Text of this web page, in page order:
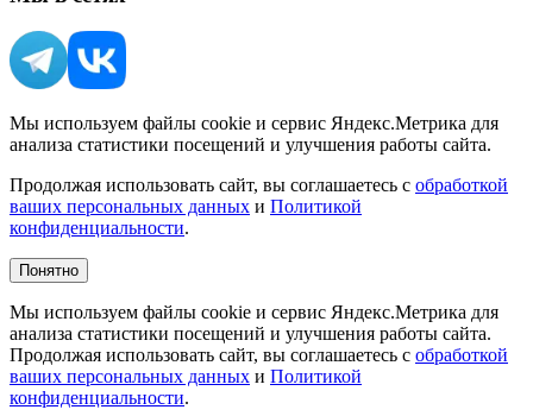
Мы используем файлы cookie и сервис Яндекс.Метрика для
анализа статистики посещений и улучшения работы сайта.
Продолжая использовать сайт, вы соглашаетесь с обработкой
ваших персональных данных и Политикой
конфиденциальности.
Понятно
Мы используем файлы cookie и сервис Яндекс.Метрика для
анализа статистики посещений и улучшения работы сайта.
Продолжая использовать сайт, вы соглашаетесь с обработкой
ваших персональных данных и Политикой
конфиденциальности.